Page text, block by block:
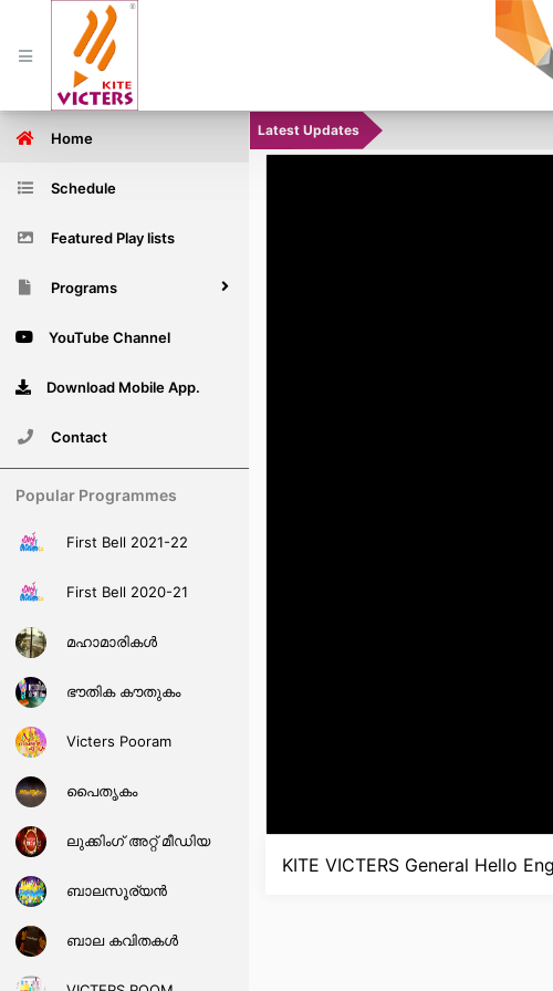
Home
Schedule
Featured Play lists
Programs
YouTube Channel
Download Mobile App.
Contact
Popular Programmes
First Bell 2021-22
First Bell 2020-21
മഹാമാരികള്‍
ഭൗതിക കൗതുകം
Victers Pooram
പൈതൃകം
ലുക്കിംഗ് അറ്റ് മീഡിയ
ബാലസൂര്യന്‍
ബാല കവിതകള്‍
Latest Updates
KITE VICTERS General Hello